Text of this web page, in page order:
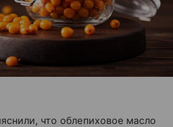
что облепиховое масло